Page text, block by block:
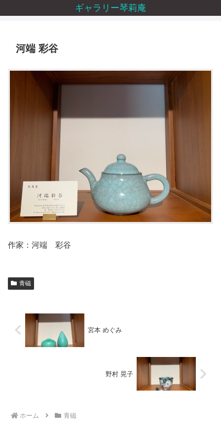
ギャラリー琴莉庵
河端 彩谷
作家：河端 彩谷
青磁
宮本 めぐみ
野村 晃子
ホーム 青磁